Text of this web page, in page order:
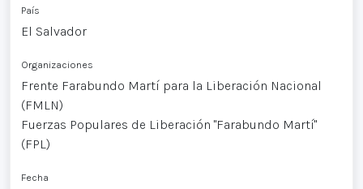
País
El Salvador
Organizaciones
Frente Farabundo Martí para la Liberación Nacional
(FMLN)
Fuerzas Populares de Liberación "Farabundo Martí"
(FPL)
Fecha